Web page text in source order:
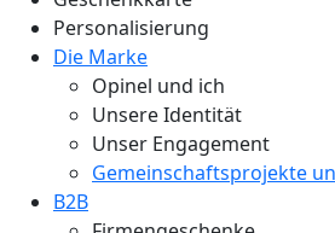
Personalisierung
Die Marke
Opinel und ich
Unsere Identität
Unser Engagement
Gemeinschaftsprojekte
B2B